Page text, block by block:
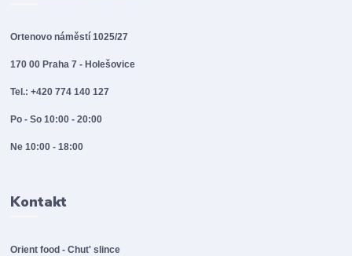
Ortenovo náměstí 1025/27
170 00 Praha 7 - Holešovice
Tel.: +420 774 140 127
Po - So 10:00 - 20:00
Ne 10:00 - 18:00
Kontakt
Orient food - Chut' slince